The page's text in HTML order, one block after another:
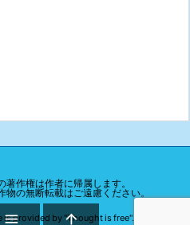
作権は作者に帰属します。
の無断転載はご遠慮ください。
is provided by "Thought is free".
 